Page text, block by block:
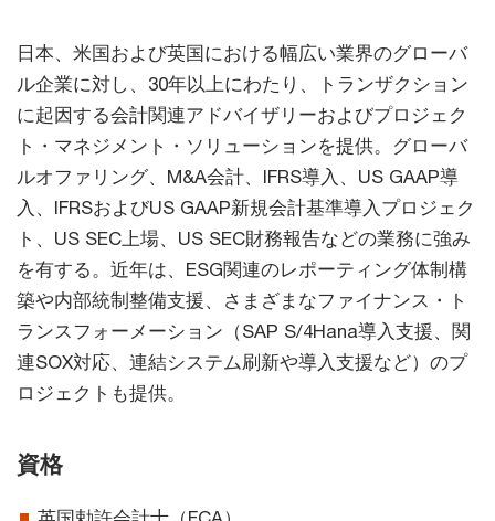
日本、米国および英国における幅広い業界のグローバ
ル企業に対し、30年以上にわたり、トランザクション
に起因する会計関連アドバイザリーおよびプロジェク
ト・マネジメント・ソリューションを提供。グローバ
ルオファリング、M&A会計、IFRS導入、US GAAP導
入、IFRSおよびUS GAAP新規会計基準導入プロジェク
ト、US SEC上場、US SEC財務報告などの業務に強み
を有する。近年は、ESG関連のレポーティング体制構
築や内部統制整備支援、さまざまなファイナンス・ト
ランスフォーメーション（SAP S/4Hana導入支援、関
連SOX対応、連結システム刷新や導入支援など）のプ
ロジェクトも提供。
資格